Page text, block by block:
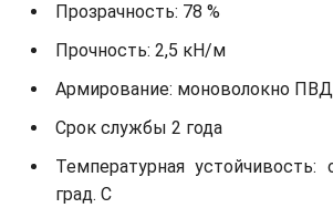
Прозрачность: 78 %
Прочность: 2,5 кН/м
Армирование: моноволокно ПВД
Срок службы 2 года
Температурная
град. С